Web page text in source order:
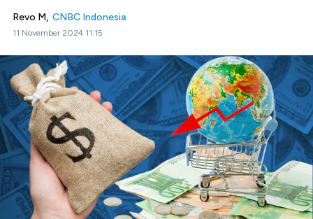
Revo M, CNBC Indonesia
11 November 2024 11:15